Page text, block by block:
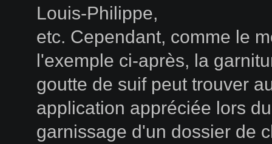
Louis-Philippe,
etc. Cependant, comme le
l'exemple ci-après, la
goutte de suif peut trouver
application appréciée lors du
garnissage d'un dossier de